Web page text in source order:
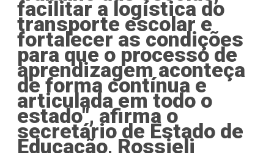
facilitar a logística do
transporte escolar e
fortalecer as condições
para que o processo de
aprendizagem aconteça
de forma contínua e
articulada em todo o
estado", afirma o
secretário de Estado de
Educação, Rossieli